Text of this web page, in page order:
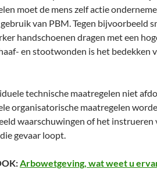
moet de mens zelf actie
van PBM. Tegen bijvoorbeeld
handschoenen dragen met een
en stootwonden is het bedekken
technische maatregelen niet
organisatorische maatregelen
waarschuwingen of het instrueren
gevaar loopt.
Arbowetgeving, wat weet u